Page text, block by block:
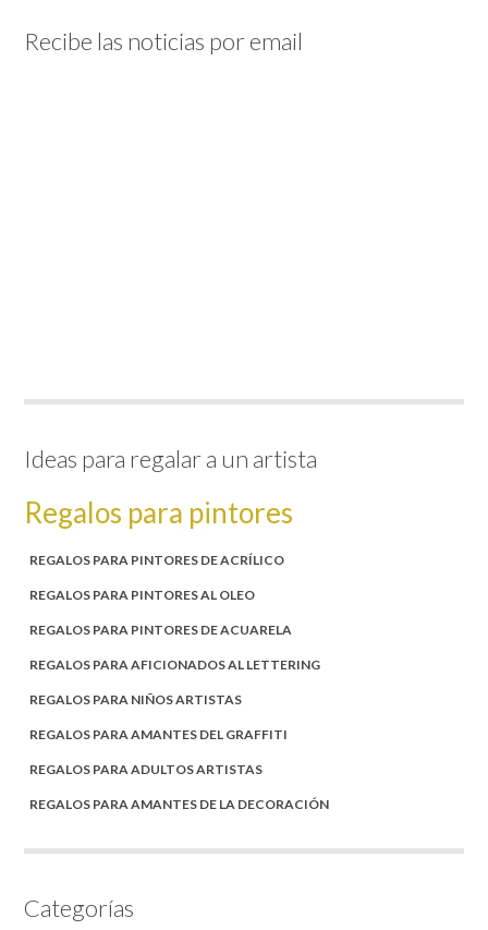
Recibe las noticias por email
Ideas para regalar a un artista
Regalos para pintores
REGALOS PARA PINTORES DE ACRÍLICO
REGALOS PARA PINTORES AL OLEO
REGALOS PARA PINTORES DE ACUARELA
REGALOS PARA AFICIONADOS AL LETTERING
REGALOS PARA NIÑOS ARTISTAS
REGALOS PARA AMANTES DEL GRAFFITI
REGALOS PARA ADULTOS ARTISTAS
REGALOS PARA AMANTES DE LA DECORACIÓN
Categorías